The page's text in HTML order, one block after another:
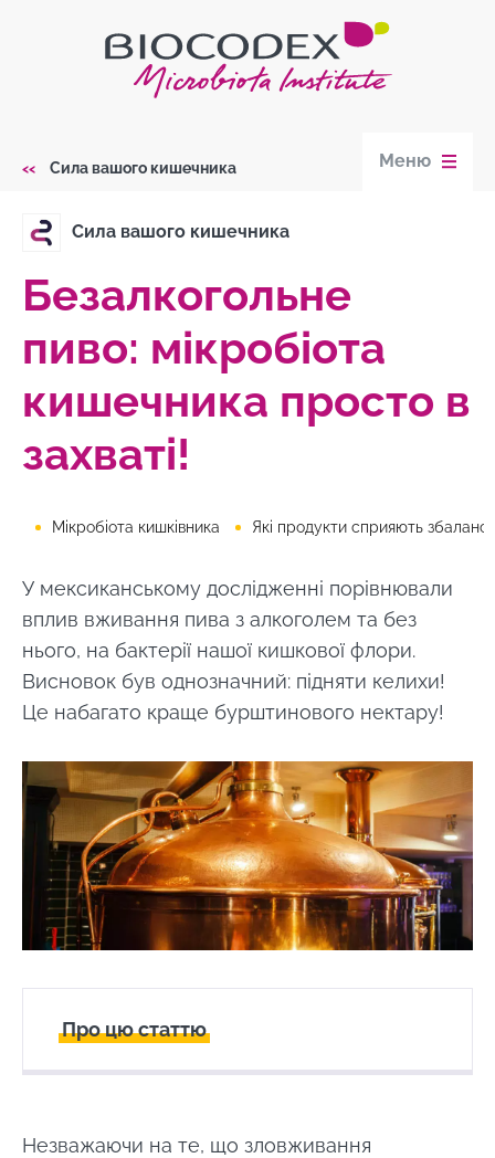
Сила вашого кишечника Меню
Сила вашого кишечника
Безалкогольне
пиво: мікробіота
кишечника просто в
захваті!
Мікробіота кишківника Які продукти сприяють збалансованій
У мексиканському дослідженні порівнювали
вплив вживання пива з алкоголем та без
нього, на бактерії нашої кишкової флори.
Висновок був однозначний: підняти келихи!
Це набагато краще бурштинового нектару!
Про цю статтю
Незважаючи на те, що зловживання